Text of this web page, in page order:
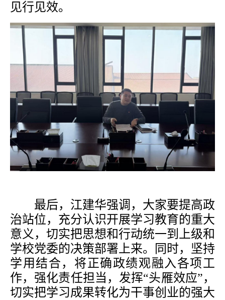
见行见效。
最后，江建华强调，大家要提高政
治站位，充分认识开展学习教育的重大
意义，切实把思想和行动统一到上级和
学校党委的决策部署上来。同时，坚持
学用结合，将正确政绩观融入各项工
作，强化责任担当，发挥“头雁效应”，
切实把学习成果转化为干事创业的强大